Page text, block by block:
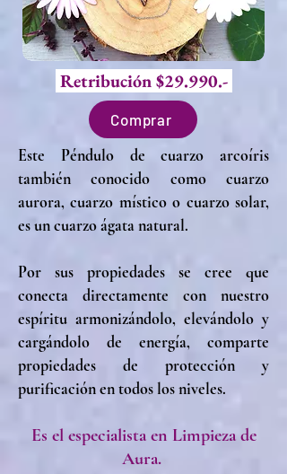
Retribución $29.990.-
Comprar
Este Péndulo de cuarzo arcoíris
también conocido como cuarzo
aurora, cuarzo místico o cuarzo solar,
es un cuarzo ágata natural.
Por sus propiedades se cree que
conecta directamente con nuestro
espíritu armonizándolo, elevándolo y
cargándolo de energía, comparte
propiedades de protección y
purificación en todos los niveles.
Es el especialista en Limpieza de
Aura.